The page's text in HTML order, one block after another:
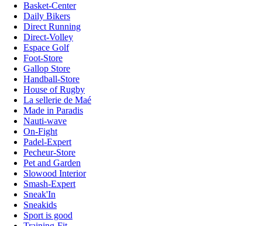
Basket-Center
Daily Bikers
Direct Running
Direct-Volley
Espace Golf
Foot-Store
Gallop Store
Handball-Store
House of Rugby
La sellerie de Maé
Made in Paradis
Nauti-wave
On-Fight
Padel-Expert
Pecheur-Store
Pet and Garden
Slowood Interior
Smash-Expert
Sneak'In
Sneakids
Sport is good